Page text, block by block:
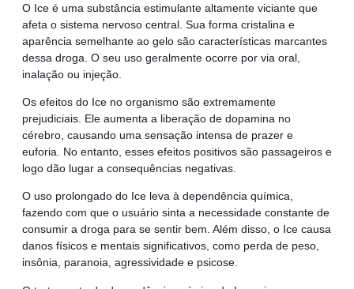
O Ice é uma substância estimulante altamente viciante que
afeta o sistema nervoso central. Sua forma cristalina e
aparência semelhante ao gelo são características marcantes
dessa droga. O seu uso geralmente ocorre por via oral,
inalação ou injeção.
Os efeitos do Ice no organismo são extremamente
prejudiciais. Ele aumenta a liberação de dopamina no
cérebro, causando uma sensação intensa de prazer e
euforia. No entanto, esses efeitos positivos são passageiros e
logo dão lugar a consequências negativas.
O uso prolongado do Ice leva à dependência química,
fazendo com que o usuário sinta a necessidade constante de
consumir a droga para se sentir bem. Além disso, o Ice causa
danos físicos e mentais significativos, como perda de peso,
insônia, paranoia, agressividade e psicose.